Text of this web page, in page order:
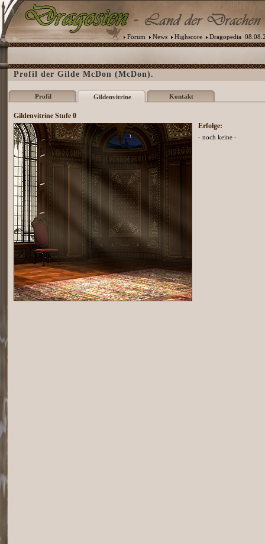
Forum News Highscore Dragopedia
Profil der Gilde McDon (McDon).
Profil Gildenvitrine Kontakt
Gildenvitrine Stufe 0
Erfolge:
- noch keine -